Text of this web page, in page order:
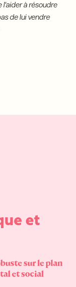
l'aider à résoudre
de lui vendre
et
sur le plan
et social